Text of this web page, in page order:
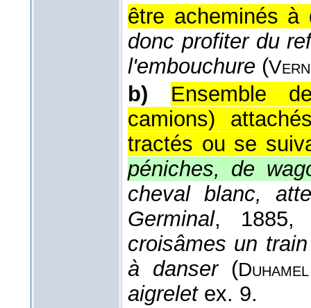
être acheminés à
donc profiter du
l'embouchure (
b)
Ensemble
camions)
tractés ou se
péniches, de
cheval blanc,
Germinal, 1885,
croisâmes un
à danser(Duhamel
aigreletex. 9.